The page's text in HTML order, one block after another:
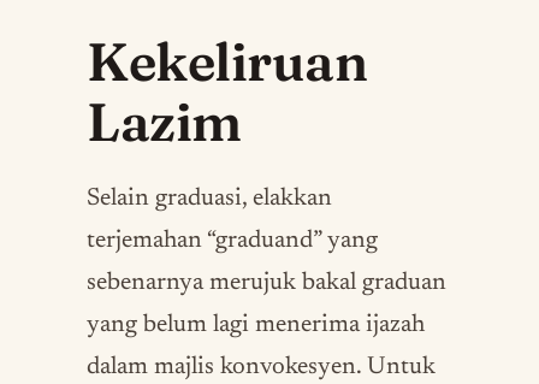
Kekeliruan
Lazim
Selain graduasi, elakkan
terjemahan “graduand” yang
sebenarnya merujuk bakal graduan
yang belum lagi menerima ijazah
dalam majlis konvokesyen. Untuk